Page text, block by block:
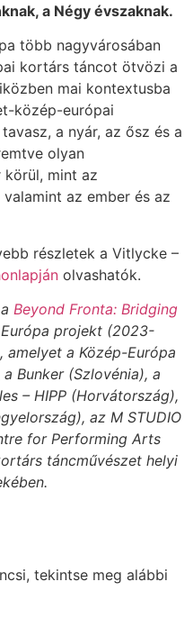
a Négy évszaknak.
több nagyvárosában
kortárs táncot ötvözi a
mai kontextusba
közép-európai
a nyár, az ősz és a
olyan
körül, mint az
az ember és az
részletek a Vitlycke –
olvashatók.
Beyond Fronta: Bridging
projekt (2023-
a Közép-Európa
Bunker (Szlovénia), a
– HIPP (Horvátország),
az M STUDIO
for Performing Arts
táncművészet helyi
tekintse meg alábbi